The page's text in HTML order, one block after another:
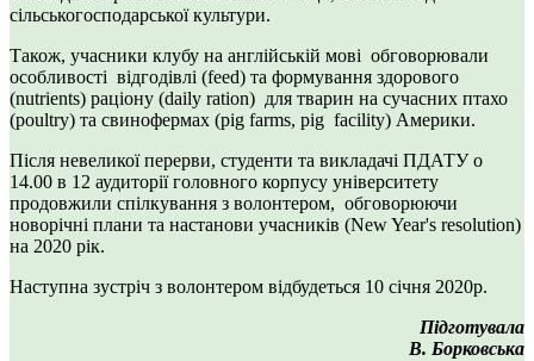
сільськогосподарської культури.
Також, учасники клубу на англійській мові обговорювали
особливості відгодівлі (feed) та формування здорового
(nutrients) раціону (daily ration) для тварин на сучасних птахо
(poultry) та свинофермах (pig farms, pig facility) Америки.
Після невеликої перерви, студенти та викладачі ПДАТУ о
14.00 в 12 аудиторії головного корпусу університету
продовжили спілкування з волонтером, обговорюючи
новорічні плани та настанови учасників (New Year's resolution)
на 2020 рік.
Наступна зустріч з волонтером відбудеться 10 січня 2020р.
Підготувала
В. Борковська